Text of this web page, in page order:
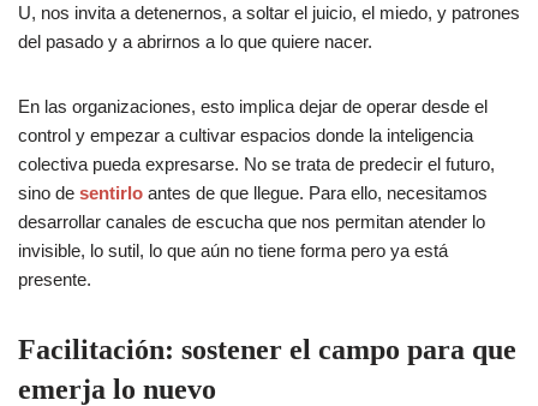
U, nos invita a detenernos, a soltar el juicio, el miedo, y patrones
del pasado y a abrirnos a lo que quiere nacer.
En las organizaciones, esto implica dejar de operar desde el
control y empezar a cultivar espacios donde la inteligencia
colectiva pueda expresarse. No se trata de predecir el futuro,
sino de sentirlo antes de que llegue. Para ello, necesitamos
desarrollar canales de escucha que nos permitan atender lo
invisible, lo sutil, lo que aún no tiene forma pero ya está
presente.
Facilitación: sostener el campo para que
emerja lo nuevo